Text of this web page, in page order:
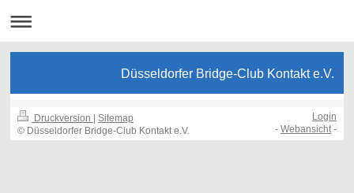
Düsseldorfer Bridge-Club Kontakt e.V.
Druckversion
Sitemap
© Düsseldorfer Bridge-Club Kontakt e.V.
Login
-Webansicht-